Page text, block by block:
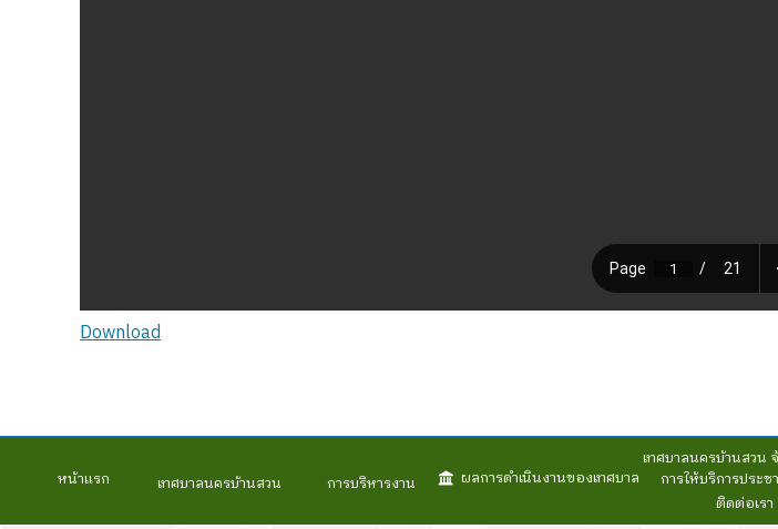
Download
เทศบาลนครบ้านสวน
หน้าแรก
เทศบาลนครบ้านสวน การบริหารงาน ผลการดำเนินงานของเทศบาล การให้บริการประช
ติดต่อเรา